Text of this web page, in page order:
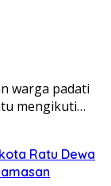
warga padati
mengikuti…
Ratu Dewa